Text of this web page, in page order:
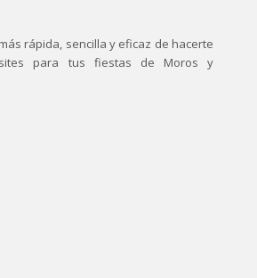
rápida, sencilla y eficaz de hacerte
para tus fiestas de Moros y